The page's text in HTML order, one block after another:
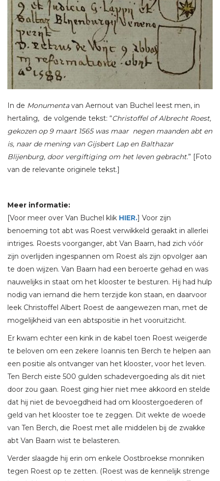
In de Monumentavan Aernout van Buchel leest men, in
hertaling, de volgende tekst: “Christoffel of Albrecht Roest,
gekozen op 9 maart 1565 was maar negen maanden abt en
is, naar de mening van Gijsbert Lap en Balthazar
Blijenburg, door vergiftiging om het leven gebracht.” [Foto
van de relevante originele tekst.]
Meer informatie:
[Voor meer over Van Buchel klik HIER.] Voor zijn
benoeming tot abt was Roest verwikkeld geraakt in allerlei
intriges. Roests voorganger, abt Van Baarn, had zich vóór
zijn overlijden ingespannen om Roest als zijn opvolger aan
te doen wijzen. Van Baarn had een beroerte gehad en was
nauwelijks in staat om het klooster te besturen. Hij had hulp
nodig van iemand die hem terzijde kon staan, en daarvoor
leek Christoffel Albert Roest de aangewezen man, met de
mogelijkheid van een abtspositie in het vooruitzicht.
Er kwam echter een kink in de kabel toen Roest weigerde
te beloven om een zekere Ioannis ten Berch te helpen aan
een positie als ontvanger van het klooster, voor het leven.
Ten Berch eiste 500 gulden schadevergoeding als dit niet
door zou gaan. Roest ging hier niet mee akkoord en stelde
dat hij niet de bevoegdheid had om kloostergoederen of
geld van het klooster toe te zeggen. Dit wekte de woede
van Ten Berch, die Roest met alle middelen bij de zwakke
abt Van Baarn wist te belasteren.
Verder slaagde hij erin om enkele Oostbroekse monniken
tegen Roest op te zetten. (Roest was de kennelijk strenge